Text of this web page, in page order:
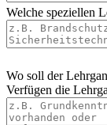
Welche speziellen
Wo soll der
Verfügen die